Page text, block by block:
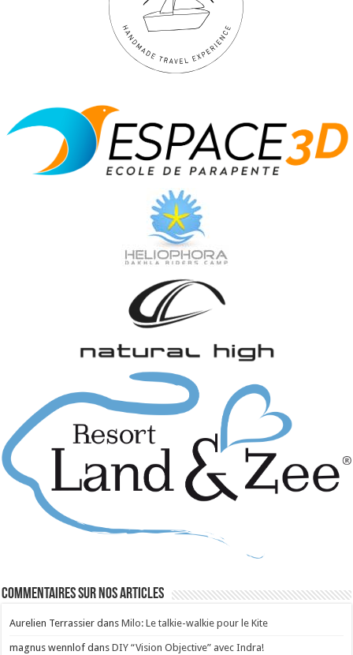
Commentaires sur nos articles
Aurelien Terrassier dansMilo: Le talkie-walkie pour le Kite
magnus wennlof dansDIY “Vision Objective” avec Indra!